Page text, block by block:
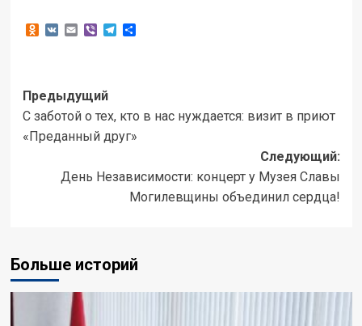
Odnoklassniki
VKEmailViberTelegram
Отправить
Предыдущий
С заботой о тех, кто в нас нуждается: визит в приют
«Преданный друг»
Следующий:
День Независимости: концерт у Музея Славы
Могилевщины объединил сердца!
Больше историй